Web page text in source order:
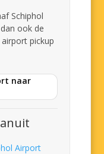
Schiphol
ook de
pickup
naar
Airport